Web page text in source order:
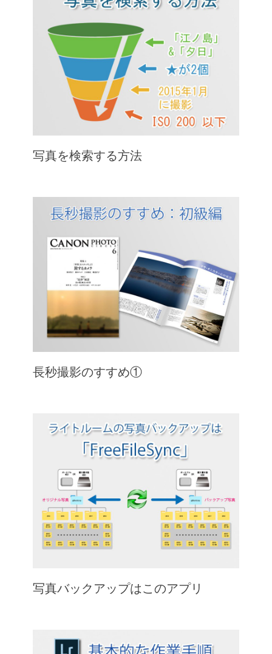
写真を検索する方法
長秒撮影のすすめ①
写真バックアップはこのアプリ